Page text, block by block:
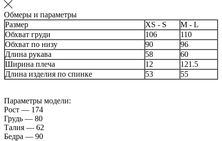
Обмеры и параметры
Размер
XS - S
M - L
Обхват груди
106
110
Обхват по низу
90
96
Длина рукава
58
60
Ширина плеча
12
121.5
Длина изделия по спинке
53 55
Параметры модели:
Рост — 174
Грудь — 80
Талия — 62
Бедра — 90